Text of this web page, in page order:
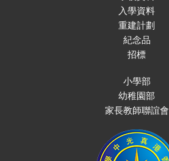
入學資料
重建計劃
紀念品
招標
小學部
幼稚園部
家長教師聯誼會